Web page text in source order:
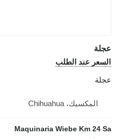
عجلة
السعر عند الطلب
عجلة
المكسيك، Chihuahua
Maquinaria Wiebe Km 24 Sa